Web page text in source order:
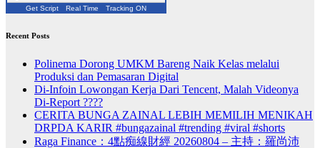
Get Script Real Time Tracking ON
Recent Posts
Polinema Dorong UMKM Bareng Naik Kelas melalui
Produksi dan Pemasaran Digital
Di-Infoin Lowongan Kerja Dari Tencent, Malah Videonya
Di-Report ????
CERITA BUNGA ZAINAL LEBIH MEMILIH MENIKAH
DRPDA KARIR #bungazainal #trending #viral #shorts
Raga Finance：4點痴線財經 20260804 – 主持：羅尚沛